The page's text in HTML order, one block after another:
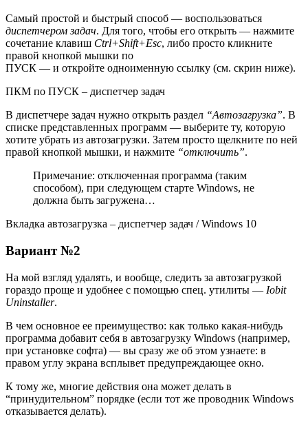
Самый простой и быстрый способ — воспользоваться
диспетчером задач. Для того, чтобы его открыть — нажмите
сочетание клавиш Ctrl+Shift+Esc, либо просто кликните
правой кнопкой мышки по
ПУСК — и откройте одноименную ссылку (см. скрин ниже).
ПКМ по ПУСК – диспетчер задач
В диспетчере задач нужно открыть раздел “Автозагрузка”. В
списке представленных программ — выберите ту, которую
хотите убрать из автозагрузки. Затем просто щелкните по ней
правой кнопкой мышки, и нажмите “отключить”.
Примечание: отключенная программа (таким
способом), при следующем старте Windows, не
должна быть загружена…
Вкладка автозагрузка – диспетчер задач / Windows 10
Вариант №2
На мой взгляд удалять, и вообще, следить за автозагрузкой
гораздо проще и удобнее с помощью спец. утилиты — Iobit
Uninstaller.
В чем основное ее преимущество: как только какая-нибудь
программа добавит себя в автозагрузку Windows (например,
при установке софта) — вы сразу же об этом узнаете: в
правом углу экрана всплывет предупреждающее окно.
К тому же, многие действия она может делать в
“принудительном” порядке (если тот же проводник Windows
отказывается делать).